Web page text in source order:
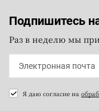
Подпишитесь
Раз в неделю мы
Я даю согласие на